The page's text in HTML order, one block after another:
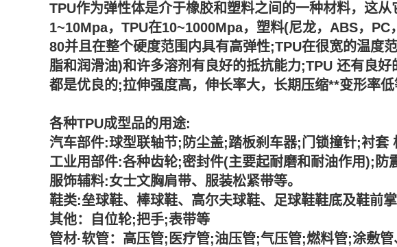
TPU作为弹性体是介于橡胶和塑料之间的一种材料，这
1~10Mpa，TPU在10~1000Mpa，塑料(尼龙，ABS，
80并且在整个硬度范围内具有高弹性;TPU在很宽的温
脂和润滑油)和许多溶剂有良好的抵抗能力;TPU 还有良
都是优良的;拉伸强度高，伸长率大，长期压缩**变形率低
各种TPU成型品的用途:
汽车部件:球型联轴节;防尘盖;踏板刹车器;门锁撞针;衬套
工业用部件:各种齿轮;密封件(主要起耐磨和耐油作用);
服饰辅料:女士文胸肩带、服装松紧带等。
鞋类:垒球鞋、棒球鞋、高尔夫球鞋、足球鞋鞋底及鞋前
其他：自位轮;把手;表带等
管材·软管：高压管;医疗管;油压管;气压管;燃料管;涂敷